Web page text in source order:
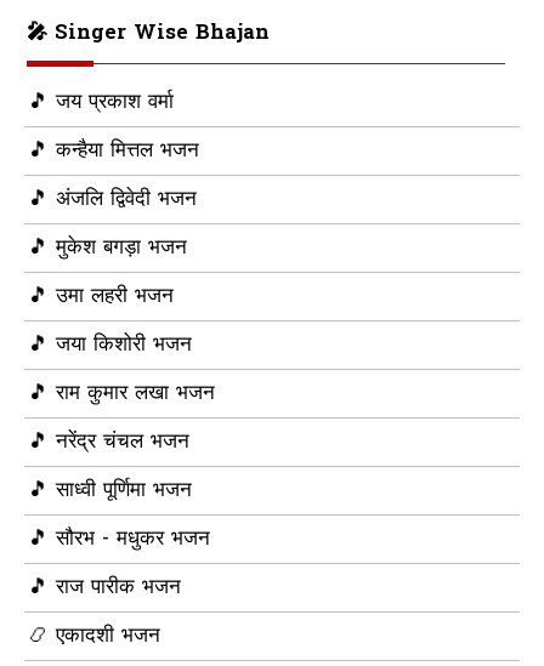
🎤 Singer Wise Bhajan
🎵 जय प्रकाश वर्मा
🎵 कन्हैया मित्तल भजन
🎵 अंजलि द्विवेदी भजन
🎵 मुकेश बगड़ा भजन
🎵 उमा लहरी भजन
🎵 जया किशोरी भजन
🎵 राम कुमार लखा भजन
🎵 नरेंद्र चंचल भजन
🎵 साध्वी पूर्णिमा भजन
🎵 सौरभ - मधुकर भजन
🎵 राज पारीक भजन
📿 एकादशी भजन